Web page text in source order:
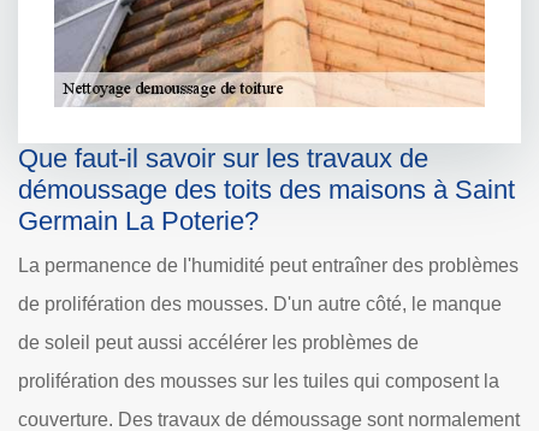
Que faut-il savoir sur les travaux de
démoussage des toits des maisons à Saint
Germain La Poterie?
La permanence de l'humidité peut entraîner des problèmes
de prolifération des mousses. D'un autre côté, le manque
de soleil peut aussi accélérer les problèmes de
prolifération des mousses sur les tuiles qui composent la
couverture. Des travaux de démoussage sont normalement